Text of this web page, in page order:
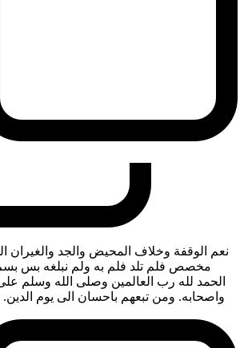
نعم الوقفة وخلاف المحيض والجد والغيران
مخصص فلم تلد فلم به ولم نبلغه بس بسم
الحمد لله رب العالمين وصلى الله وسلم
واصحابه. ومن تبعهم باحسان الى يوم